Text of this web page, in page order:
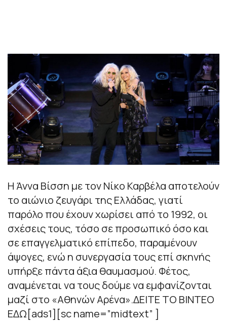
Η Άννα Βίσση με τον Νίκο Καρβέλα αποτελούν
το αιώνιο ζευγάρι της Ελλάδας, γιατί
παρόλο που έχουν χωρίσει από το 1992, οι
σχέσεις τους, τόσο σε προσωπικό όσο και
σε επαγγελματικό επίπεδο, παραμένουν
άψογες, ενώ η συνεργασία τους επί σκηνής
υπήρξε πάντα άξια θαυμασμού. Φέτος,
αναμένεται να τους δούμε να εμφανίζονται
μαζί στο «Αθηνών Αρένα».ΔΕΙΤΕ ΤΟ ΒΙΝΤΕΟ
ΕΔΩ[ads1][sc name=”midtext” ]